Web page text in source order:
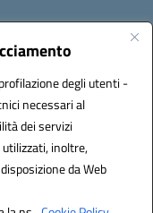
degli utenti -
necessari al
dei servizi
inoltre,
da Web
icmvce
S.r.l.